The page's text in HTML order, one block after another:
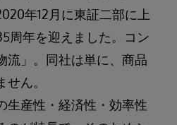
年12月に東証二部に上
周年を迎えました。コン
流」。同社は単に、商品
ん。
生産性・経済性・効率性